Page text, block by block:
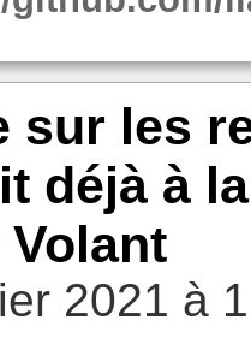
sur les
déjà à
2021 à